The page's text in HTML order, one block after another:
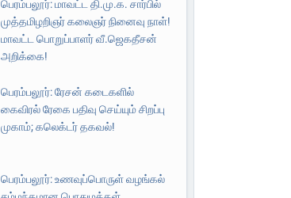
பெரம்பலூர்: மாவட்ட தி.மு.க. சார்பில்
முத்தமிழறிஞர் கலைஞர் நினைவு நாள்!
மாவட்ட பொறுப்பாளர் வீ.ஜெகதீசன்
அறிக்கை!
பெரம்பலூர்: ரேசன் கடைகளில்
கைவிரல் ரேகை பதிவு செய்யும் சிறப்பு
முகாம்; கலெக்டர் தகவல்!
பெரம்பலூர்: உணவுப்பொருள் வழங்கல்